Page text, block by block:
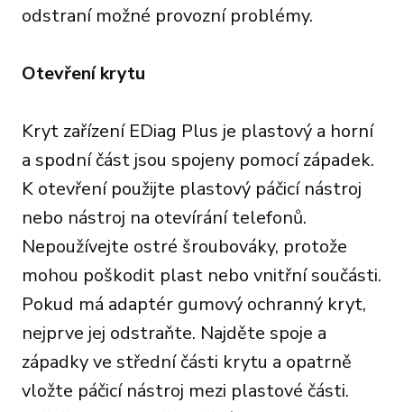
odstraní možné provozní problémy.
Otevření krytu
Kryt zařízení EDiag Plus je plastový a horní
a spodní část jsou spojeny pomocí západek.
K otevření použijte plastový páčicí nástroj
nebo nástroj na otevírání telefonů.
Nepoužívejte ostré šroubováky, protože
mohou poškodit plast nebo vnitřní součásti.
Pokud má adaptér gumový ochranný kryt,
nejprve jej odstraňte. Najděte spoje a
západky ve střední části krytu a opatrně
vložte páčicí nástroj mezi plastové části.